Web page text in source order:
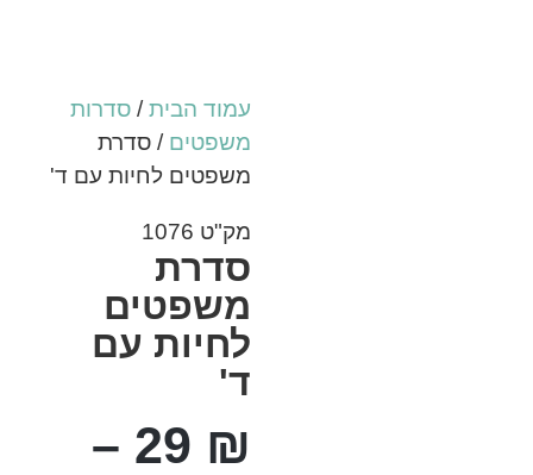
עמוד הבית/ סדרות
משפטים / סדרת
משפטים לחיות עם ד'
מק"ט 1076
סדרת
משפטים
לחיות עם
ד'
29 ₪
–